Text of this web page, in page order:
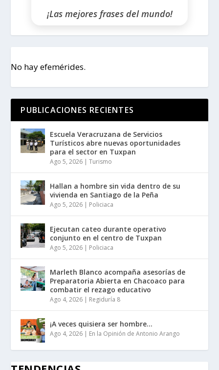
¡Las mejores frases del mundo!
No hay efemérides.
PUBLICACIONES RECIENTES
Escuela Veracruzana de Servicios
Turísticos abre nuevas oportunidades
para el sector en Tuxpan
Ago 5, 2026 |Turismo
Hallan a hombre sin vida dentro de su
vivienda en Santiago de la Peña
Ago 5, 2026 | Policiaca
Ejecutan cateo durante operativo
conjunto en el centro de Tuxpan
Ago 5, 2026 | Policiaca
Marleth Blanco acompaña asesorías de
Preparatoria Abierta en Chacoaco para
combatir el rezago educativo
Ago 4, 2026 | Regiduría 8
¡A veces quisiera ser hombre…
Ago 4, 2026 | En la Opinión de Antonio Arango